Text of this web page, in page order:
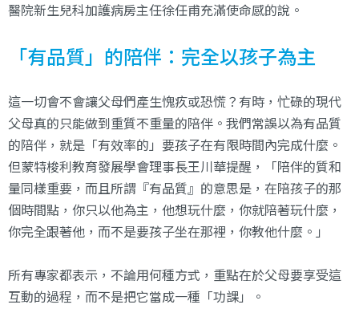
醫院新生兒科加護病房主任徐任甫充滿使命感的說。
「有品質」的陪伴：完全以孩子為主
這一切會不會讓父母們產生愧疚或恐慌？有時，忙碌的現代
父母真的只能做到重質不重量的陪伴。我們常誤以為有品質
的陪伴，就是「有效率的」要孩子在有限時間內完成什麼。
但蒙特梭利教育發展學會理事長王川華提醒，「陪伴的質和
量同樣重要，而且所謂『有品質』的意思是，在陪孩子的那
個時間點，你只以他為主，他想玩什麼，你就陪著玩什麼，
你完全跟著他，而不是要孩子坐在那裡，你教他什麼。」
所有專家都表示，不論用何種方式，重點在於父母要享受這
互動的過程，而不是把它當成一種「功課」。